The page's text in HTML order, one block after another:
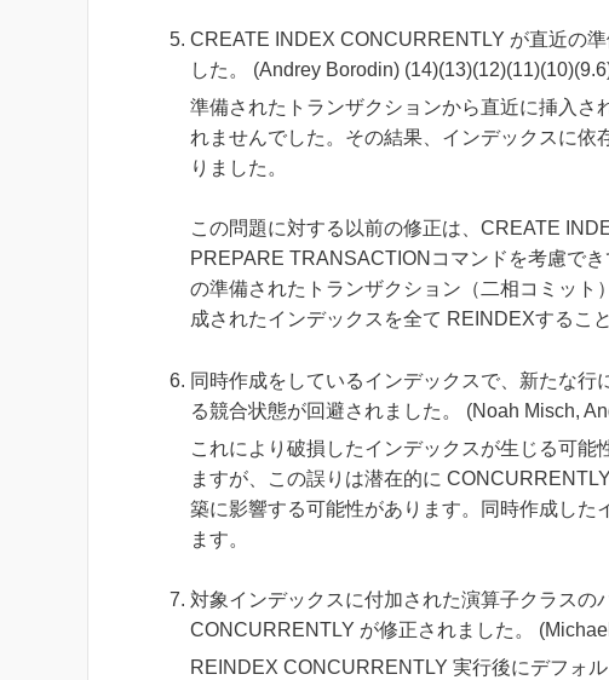
CREATE INDEX CONCURRENTLY が直近の
した。 (Andrey Borodin)
準備されたトランザクションから直近に挿入さ
れませんでした。その結果、インデックスに
りました。
この問題に対する以前の修正は、CREATE
PREPARE TRANSACTIONコマンドを考慮で
の準備されたトランザクション（二相コミッ
成されたインデックスを全て REINDEXするこ
同時作成をしているインデックスで、新たな
る競合状態が回避されました。 (Noah Misch,
これにより破損したインデックスが生じる可
ますが、この誤りは潜在的に
築に影響する可能性があります。同時作成し
ます。
対象インデックスに付加された演算子クラス
CONCURRENTLY が修正されました。
REINDEX CONCURRENTLY 実行後にデフォ